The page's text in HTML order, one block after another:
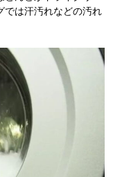
では汗汚れなどの汚れ